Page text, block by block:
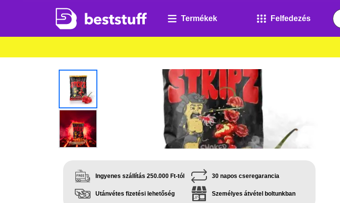
Termékek Felfedezés
Ingyenes szállítás 250.000 Ft-tól
Utánvétes fizetési lehetőség
30 napos cseregarancia
Személyes átvétel boltunkban